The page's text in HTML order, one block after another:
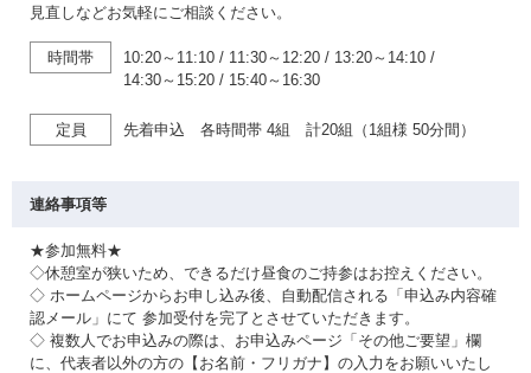
見直しなどお気軽にご相談ください。
時間帯 10:20～11:10 / 11:30～12:20 / 13:20～14:10 /
14:30～15:20 / 15:40～16:30
定員 先着申込 各時間帯 4組 計20組（1組様 50分間）
連絡事項等
★参加無料★
◇休憩室が狭いため、できるだけ昼食のご持参はお控えください。
◇ ホームページからお申し込み後、自動配信される「申込み内容確
認メール」にて 参加受付を完了とさせていただきます。
◇ 複数人でお申込みの際は、お申込みページ「その他ご要望」欄
に、代表者以外の方の【お名前・フリガナ】の入力をお願いいたし